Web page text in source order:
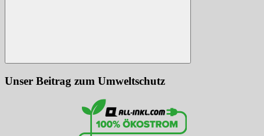
Suchen
Unser Beitrag zum Umweltschutz